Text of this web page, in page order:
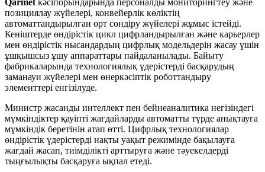
Qarmetкәсіпорындарында персоналды мониторингтеу және
позициялау жүйелері, конвейерлік көліктің
автоматтандырылған өрт сөндіру жүйелері жұмыс істейді.
Кеніштерде өндірістік цикл цифрландырылған және карьерлер
мен өндірістік нысандардың цифрлық модельдерін жасау үшін
ұшқышсыз ұшу аппараттары пайдаланылады. Байыту
фабрикаларында технологиялық үдерістерді басқарудың
заманауи жүйелері мен өнеркәсіптік роботтандыру
элементтері енгізілуде.
Министр жасанды интеллект пен бейнеаналитика негізіндегі
мүмкіндіктер қауіпті жағдайларды автоматты түрде анықтауға
мүмкіндік беретінін атап өтті. Цифрлық технологиялар
өндірістік үдерістерді нақты уақыт режимінде бақылауға
жағдай жасап, тиімділікті арттыруға және тәуекелдерді
тыңғылықты басқаруға ықпал етеді.